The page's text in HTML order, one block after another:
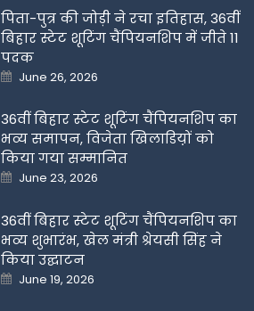
पिता-पुत्र की जोड़ी ने रचा इतिहास, 36वीं
बिहार स्टेट शूटिंग चैंपियनशिप में जीते 11
पदक
Posted
on
June 26, 2026
36वीं बिहार स्टेट शूटिंग चैंपियनशिप का
भव्य समापन, विजेता खिलाडिय़ों को
किया गया सम्मानित
Posted
on
June 23, 2026
36वीं बिहार स्टेट शूटिंग चैंपियनशिप का
भव्य शुभारंभ, खेल मंत्री श्रेयसी सिंह ने
किया उद्घाटन
Posted
on
June 19, 2026